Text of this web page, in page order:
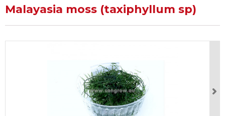
Malayasia moss (taxiphyllum sp)